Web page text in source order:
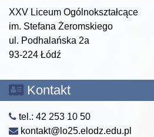
XXV Liceum Ogólnokształcące
im. Stefana Żeromskiego
ul. Podhalańska 2a
93-224 Łódź
Kontakt
tel.: 42 253 10 50
kontakt@lo25.elodz.edu.pl